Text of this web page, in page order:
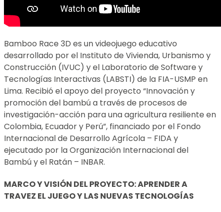
Bamboo Race 3D es un videojuego educativo
desarrollado por el Instituto de Vivienda, Urbanismo y
Construcción (IVUC) y el Laboratorio de Software y
Tecnologías Interactivas (LABSTI) de la FIA-USMP en
Lima. Recibió el apoyo del proyecto “Innovación y
promoción del bambú a través de procesos de
investigación-acción para una agricultura resiliente en
Colombia, Ecuador y Perú”, financiado por el Fondo
Internacional de Desarrollo Agrícola – FIDA y
ejecutado por la Organización Internacional del
Bambú y el Ratán – INBAR.
MARCO Y VISIÓN DEL PROYECTO: APRENDER A
TRAVEZ EL JUEGO Y LAS NUEVAS TECNOLOGÍAS